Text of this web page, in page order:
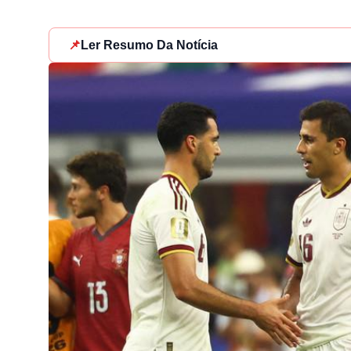
📌 Ler Resumo Da Notícia